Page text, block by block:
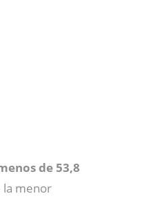
de 53,8
la menor